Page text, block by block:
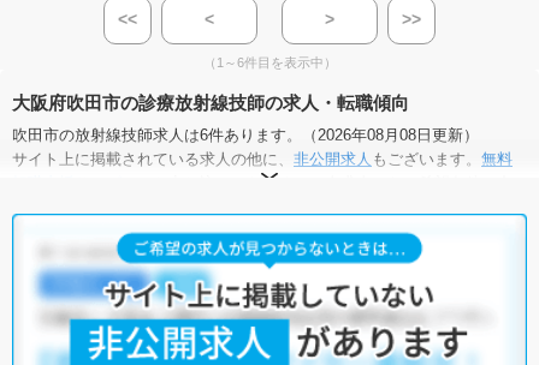
<< < > >>
（1～6件目を表示中）
大阪府吹田市の診療放射線技師の求人・転職傾向
吹田市の放射線技師求人は6件あります。（2026年08月08日更新）
サイト上に掲載されている求人の他に、 非公開求人 もございます。 無料
にお申し込みいただくと、全求人からご希望条件に合
吹田市の放射線技師求人では以下のような条件が人気です。
土日祝休・積極採用中・ 残業少なめ 正社員(正職員)
・クリニック
他の条件でも人気の求人がございますので、「こだわり条件」から検索